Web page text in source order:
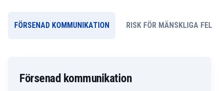
FÖRSENAD KOMMUNIKATION RISK FÖR MÄNSKLIGA FEL
Försenad kommunikation